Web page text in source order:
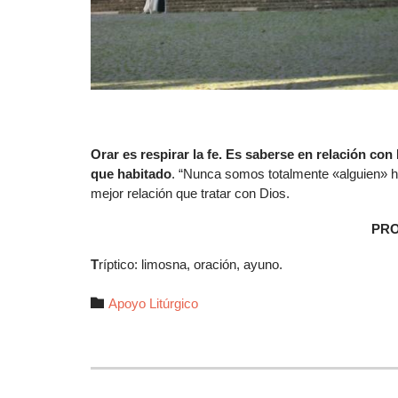
Orar es respirar la fe. Es saberse en relación
que habitado. “Nunca somos totalmente «alguien»
mejor relación que tratar con Dios.
Tríptico: limosna, oración, ayuno.
 Autor
Apoyo Litúrgico